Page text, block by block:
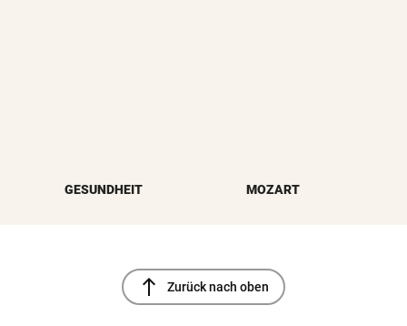
GESUNDHEIT MOZART
north Zurück nach oben